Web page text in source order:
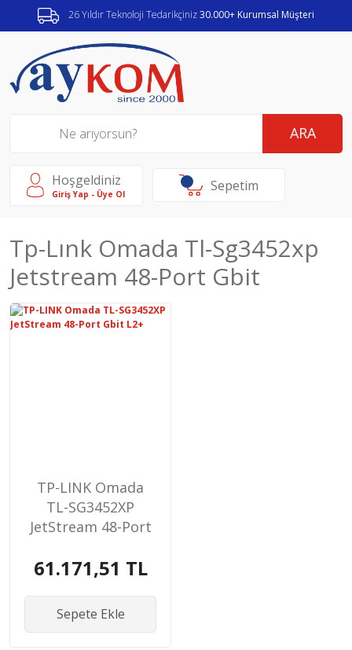
26 Yıldır Teknoloji Tedarikçiniz30.000+ Kurumsal Müşteri
ARA
Hoşgeldiniz
Giriş Yap - Üye Ol Sepetim
Tp-Lınk Omada Tl-Sg3452xp
Jetstream 48-Port Gbit
TP-LINK Omada
TL-SG3452XP
JetStream 48-Port
61.171,51 TL
Sepete Ekle